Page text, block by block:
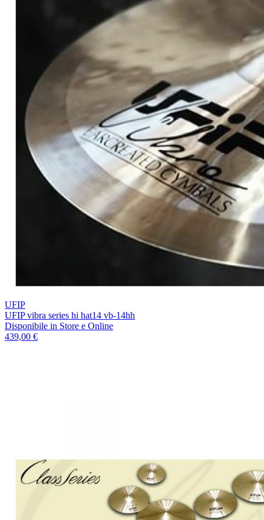
UFIP
UFIP vibra series hi hat14 vb-14hh
Disponibile in Store e Online
439,00 €